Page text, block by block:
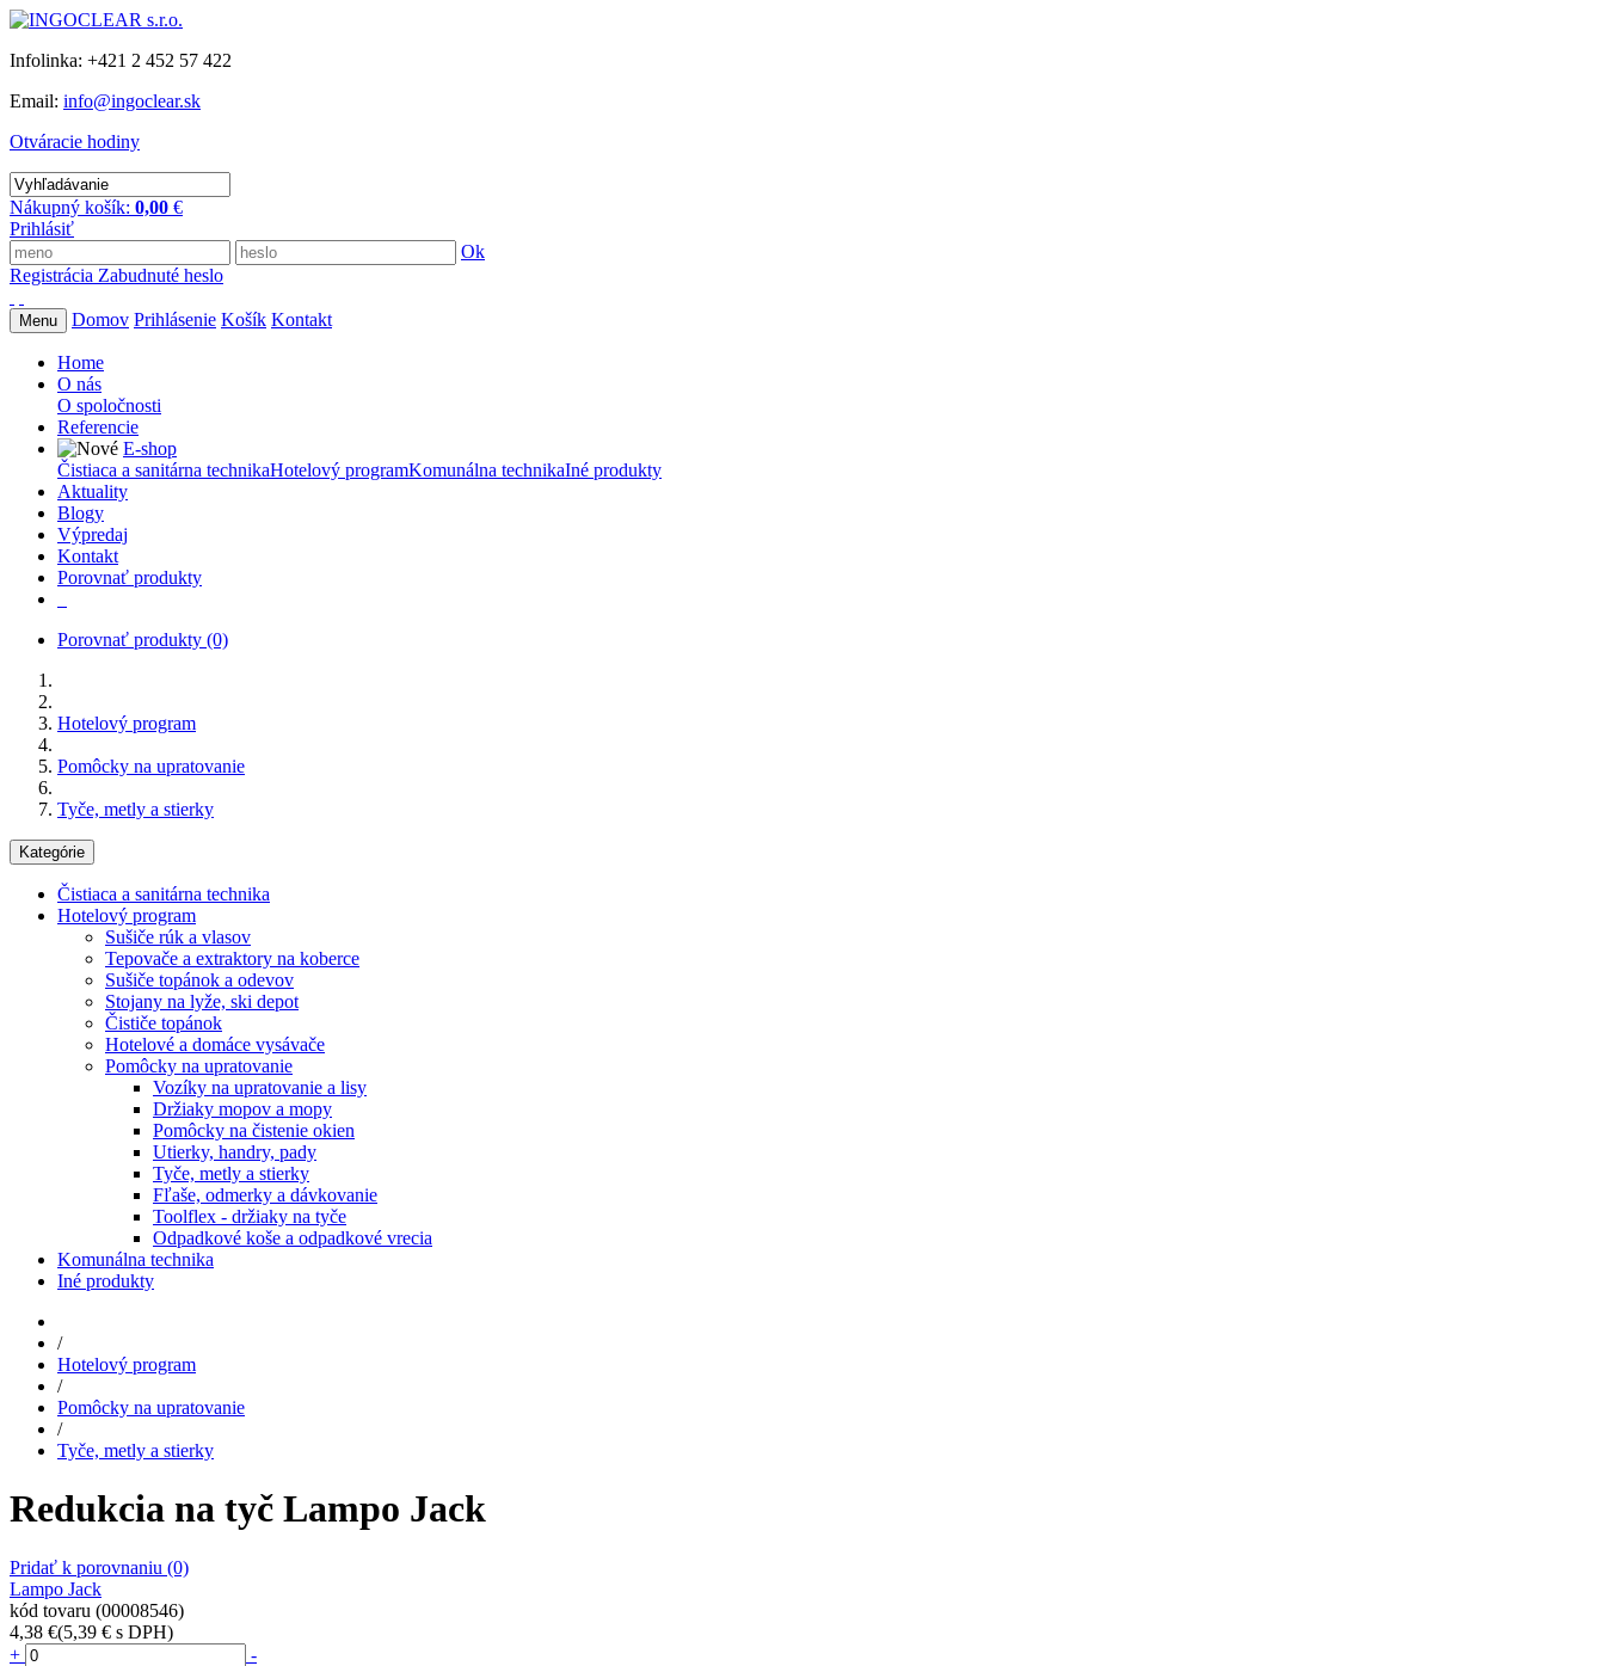
Infolinka: +421 2 452 57 422
Email: info@ingoclear.sk
Otváracie hodiny
Nákupný košík: 0,00 €
Prihlásiť
Ok
Registrácia Zabudnuté heslo
Menu Domov Prihlásenie Košík Kontakt
Home
O nás
O spoločnosti
Referencie
E-shop
Čistiaca a sanitárna technikaHotelový programKomunálna technikaIné produkty
Aktuality
Blogy
Výpredaj
Kontakt
Porovnať produkty
Porovnať produkty (0)
Hotelový program
Pomôcky na upratovanie
Tyče, metly a stierky
Kategórie
Čistiaca a sanitárna technika
Hotelový program
Sušiče rúk a vlasov
Tepovače a extraktory na koberce
Sušiče topánok a odevov
Stojany na lyže, ski depot
Čističe topánok
Hotelové a domáce vysávače
Pomôcky na upratovanie
Vozíky na upratovanie a lisy
Držiaky mopov a mopy
Pomôcky na čistenie okien
Utierky, handry, pady
Tyče, metly a stierky
Fľaše, odmerky a dávkovanie
Toolflex - držiaky na tyče
Odpadkové koše a odpadkové vrecia
Komunálna technika
Iné produkty
/
Hotelový program
/
Pomôcky na upratovanie
/
Tyče, metly a stierky
Redukcia na tyč Lampo Jack
Pridať k porovnaniu (0)
Lampo Jack
kód tovaru (00008546)
4,38 €(5,39 € s DPH)
+
-